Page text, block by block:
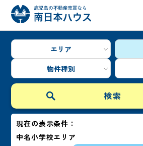
エリア
物件種別
現在の表示条件：
中名小学校エリア